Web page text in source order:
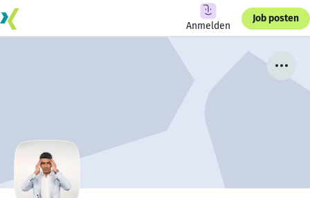
Anmelden
Job posten